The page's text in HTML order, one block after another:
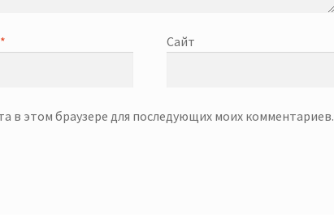
* Сайт
в этом браузере для последующих моих комментариев.